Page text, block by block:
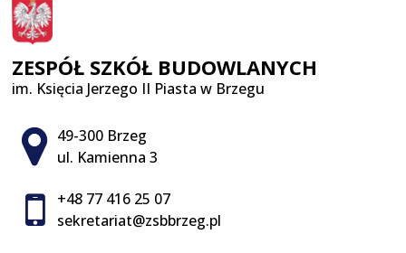
ZESPÓŁ SZKÓŁ BUDOWLANYCH
im. Księcia Jerzego II Piasta w Brzegu
Adres pocztowy:
49-300 Brzeg
ul. Kamienna 3
+48 77 416 25 07
sekretariat@zsbbrzeg.pl